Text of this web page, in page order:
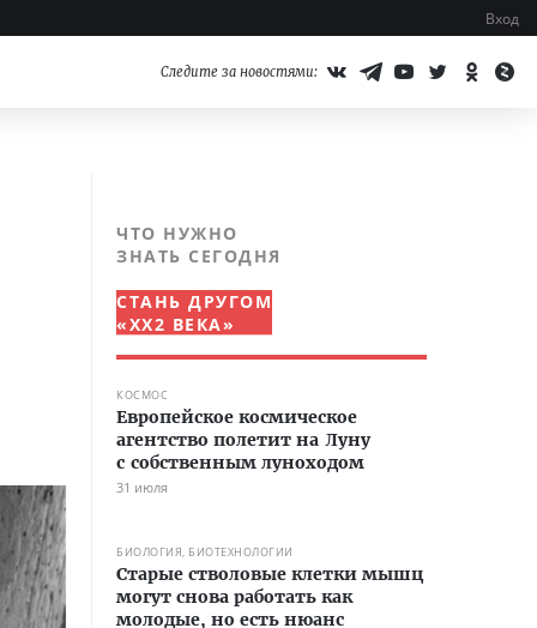
Вход
Следите за новостями:
ЧТО НУЖНО
ЗНАТЬ СЕГОДНЯ
СТАНЬ ДРУГОМ
«XX2 ВЕКА»
КОСМОС
Европейское космическое
агентство полетит на Луну
с собственным луноходом
31 июля
БИОЛОГИЯ, БИОТЕХНОЛОГИИ
Старые стволовые клетки мышц
могут снова работать как
молодые, но есть нюанс